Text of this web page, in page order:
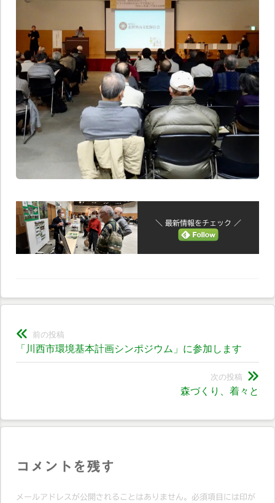
＼ 最新情報をチェック ／
投
稿
ゲ
シ
ョ
前の投稿
前
の
「川西市環境基本計画シンポジウム」に参加します
次の投稿
投
森づくり、着々と
コメントを残す
メールアドレスが公開されることはありません。必須項目には印が